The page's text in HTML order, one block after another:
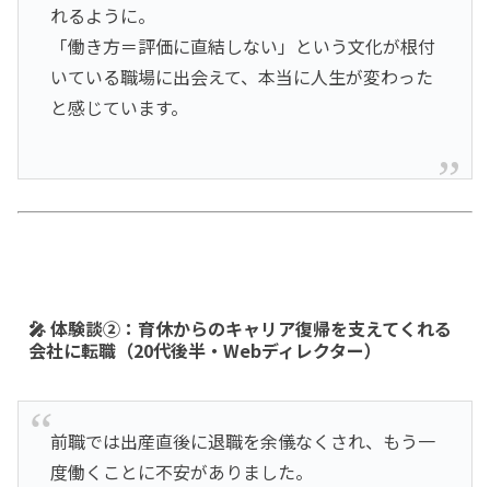
れるように。
「働き方＝評価に直結しない」という文化が根付
いている職場に出会えて、本当に人生が変わった
と感じています。
🎤 体験談②：育休からのキャリア復帰を支えてくれる
会社に転職（20代後半・Webディレクター）
前職では出産直後に退職を余儀なくされ、もう一
度働くことに不安がありました。